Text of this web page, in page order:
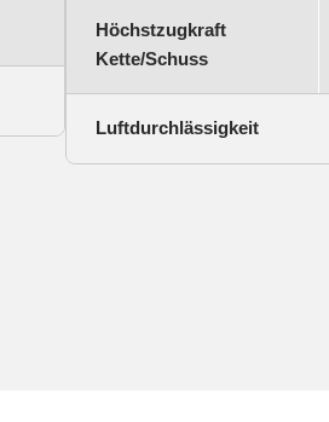
Höchstzugkraft
Kette/Schuss
Luftdurchlässigkeit